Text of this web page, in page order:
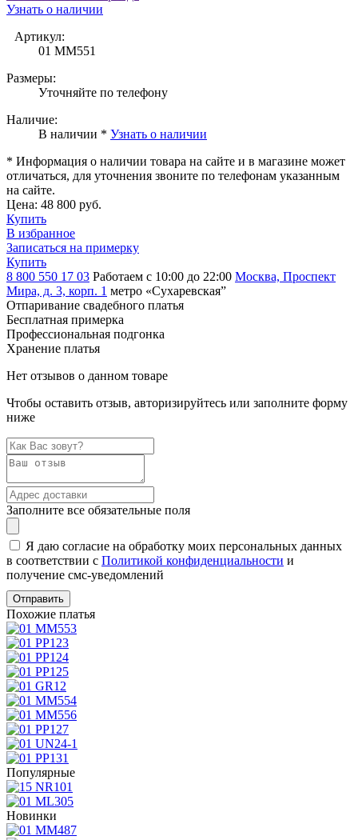
Узнать о наличии
Артикул:
01 MM551
Размеры:
Уточняйте по телефону
Наличие:
В наличии * Узнать о наличии
* Информация о наличии товара на сайте и в магазине может
отличаться, для уточнения звоните по телефонам указанным
на сайте.
Цена: 48 800 руб.
Купить
В избранное
Записаться на примерку
Купить
8 800 550 17 03 Работаем с 10:00 до 22:00 Москва, Проспект
Мира, д. 3, корп. 1 метро «Сухаревская”
Отпаривание свадебного платья
Бесплатная примерка
Профессиональная подгонка
Хранение платья
Нет отзывов о данном товаре
Чтобы оставить отзыв, авторизируйтесь или заполните форму
ниже
Заполните все обязательные поля
Я даю согласие на обработку моих персональных данных
в соответствии с Политикой конфиденциальности и
получение смс-уведомлений
Похожие платья
Популярные
Новинки